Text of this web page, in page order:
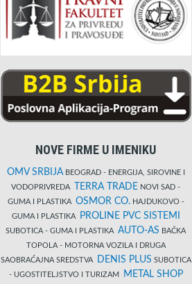
NOVE FIRME U IMENIKU
OMV SRBIJABEOGRAD - ENERGIJA, SIROVINE I
VODOPRIVREDA
TERRA TRADE NOVI SAD -
GUMA I PLASTIKA OSMOR CO.HAJDUKOVO -
GUMA I PLASTIKA
PROLINE PVC SISTEMI
SUBOTICA - GUMA I PLASTIKA AUTO-AS BAČKA
TOPOLA - MOTORNA VOZILA I DRUGA
SAOBRAĆAJNA SREDSTVA
DENIS PLUS SUBOTICA
- UGOSTITELJSTVO I TURIZAM
METAL SHOP